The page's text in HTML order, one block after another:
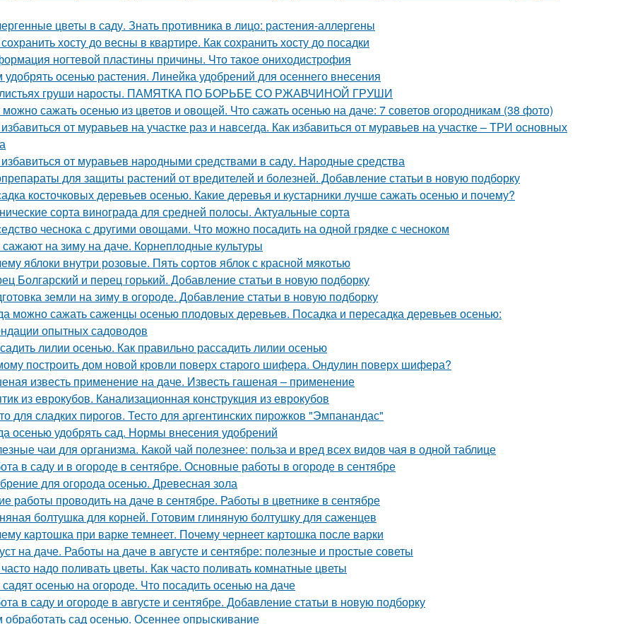
цветы в саду. Знать противника в лицо: растения-аллергены
хосту до весны в квартире. Как сохранить хосту до посадки
ногтевой пластины причины. Что такое ониходистрофия
удобрять осенью растения. Линейка удобрений для осеннего внесения
груши наросты. ПАМЯТКА ПО БОРЬБЕ СО РЖАВЧИНОЙ ГРУШИ
можно сажать осенью из цветов и овощей. Что сажать осенью на даче: 7 советов огородникам (38 фото)
от муравьев на участке раз и навсегда. Как избавиться от муравьев на участке – ТРИ основных
избавиться от муравьев народными средствами в саду. Народные средства
для защиты растений от вредителей и болезней. Добавление статьи в новую подборку
косточковых деревьев осенью. Какие деревья и кустарники лучше сажать осенью и почему?
сорта винограда для средней полосы. Актуальные сорта
чеснока с другими овощами. Что можно посадить на одной грядке с чесноком
сажают на зиму на даче. Корнеплодные культуры
яблоки внутри розовые. Пять сортов яблок с красной мякотью
Болгарский и перец горький. Добавление статьи в новую подборку
земли на зиму в огороде. Добавление статьи в новую подборку
можно сажать саженцы осенью плодовых деревьев. Посадка и пересадка деревьев осенью:
опытных садоводов
лилии осенью. Как правильно рассадить лилии осенью
построить дом новой кровли поверх старого шифера. Ондулин поверх шифера?
известь применение на даче. Известь гашеная – применение
из еврокубов. Канализационная конструкция из еврокубов
для сладких пирогов. Тесто для аргентинских пирожков "Эмпанандас"
осенью удобрять сад. Нормы внесения удобрений
чаи для организма. Какой чай полезнее: польза и вред всех видов чая в одной таблице
в саду и в огороде в сентябре. Основные работы в огороде в сентябре
для огорода осенью. Древесная зола
работы проводить на даче в сентябре. Работы в цветнике в сентябре
болтушка для корней. Готовим глиняную болтушку для саженцев
картошка при варке темнеет. Почему чернеет картошка после варки
на даче. Работы на даче в августе и сентябре: полезные и простые советы
надо поливать цветы. Как часто поливать комнатные цветы
садят осенью на огороде. Что посадить осенью на даче
в саду и огороде в августе и сентябре. Добавление статьи в новую подборку
обработать сад осенью. Осеннее опрыскивание